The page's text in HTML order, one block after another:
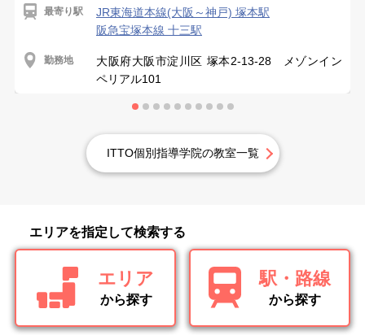
最寄り駅
JR東海道本線(大阪～神戸) 塚本駅
阪急宝塚本線 十三駅
勤務地
大阪府大阪市淀川区 塚本2-13-28 メゾンイン
ペリアル101
ITTO個別指導学院の教室一覧
エリアを指定して検索する
エリア
から探す
駅・路線
から探す